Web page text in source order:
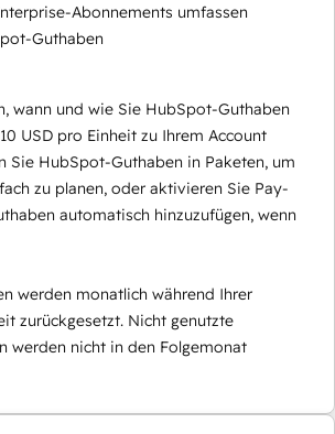
Abonnements umfassen
Guthaben
wann und wie Sie HubSpot-Guthaben
USD pro Einheit zu Ihrem Account
Sie HubSpot-Guthaben in Paketen, um
zu planen, oder aktivieren Sie Pay-
automatisch hinzuzufügen, wenn
werden monatlich während Ihrer
zurückgesetzt. Nicht genutzte
werden nicht in den Folgemonat